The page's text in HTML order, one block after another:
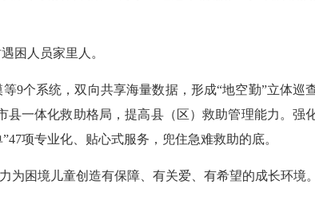
遇困人员家里人。
个系统，双向共享海量数据，形成“地空勤”立体巡
一体化救助格局，提高县（区）救助管理能力。强
”47项专业化、贴心式服务，兜住急难救助的底。
为困境儿童创造有保障、有关爱、有希望的成长环